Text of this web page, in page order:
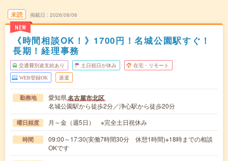
未読
NEW
掲載日 2026/08/06
《時間相談OK！》1700円！名城公園駅すぐ！
長期！経理事務
交通費別途支給あり 土日祝日が休み 在宅・リモート
WEB登録OK 派遣
勤務地 愛知県名古屋市北区
名城公園駅から徒歩2分／浄心駅から徒歩20分
曜日頻度 月～金（週5日） ※完全土日祝休み
時間
09:00～17:30(実働7時間30分 休憩1時間)※18時までの相談
OKです